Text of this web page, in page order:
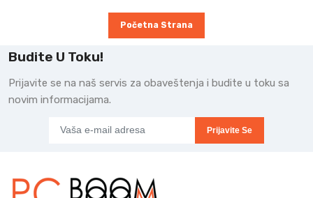
Početna Strana
Budite U Toku!
Prijavite se na naš servis za obaveštenja i budite u toku sa
novim informacijama.
Prijavite Se